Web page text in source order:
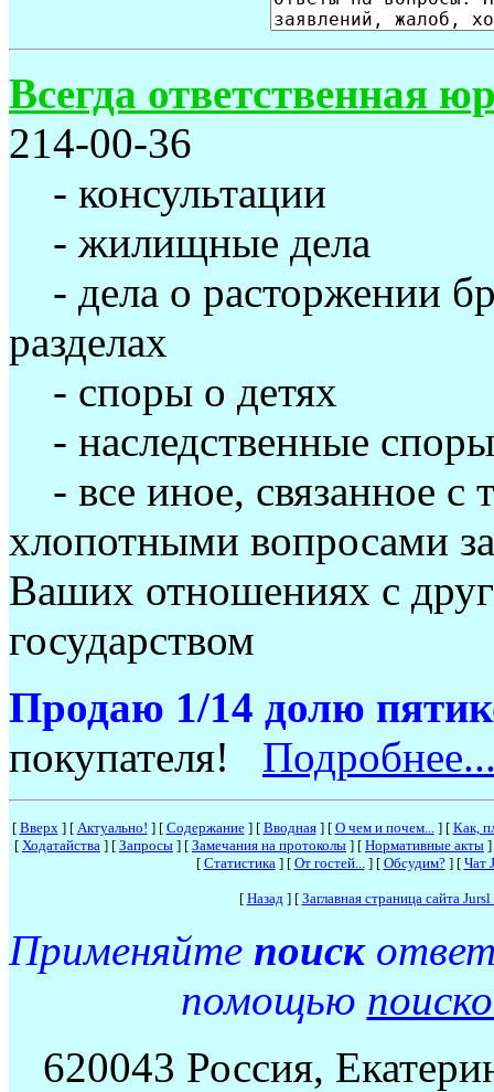
Всегда ответственная
214-00-36
- консультации
- жилищные дела
- дела о расторжении
разделах
- споры о детях
- наследственные споры
- все иное, связанное с
хлопотными вопросами
Ваших отношениях с
государством
Продаю 1/14 долю
покупателя!
[ Вверх] [ Актуально! ] [ Содержание] [ Вводная] [ О чем и почем...] [ Как,
[ Ходатайства ] [ Запросы ] [ Замечания на протоколы ] [ Нормативные акты ]
[ Статистика] [ От гостей...] [ Обсудим?] [ Чат
[ Назад] [ Заглавная страница сайта
Применяйте поиск
помощью
620043 Россия,